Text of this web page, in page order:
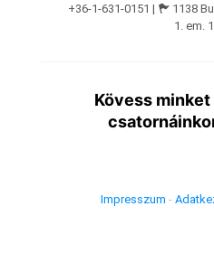
+36-1-631-0151 |
1138
1. em.
Kövess
Impresszum -